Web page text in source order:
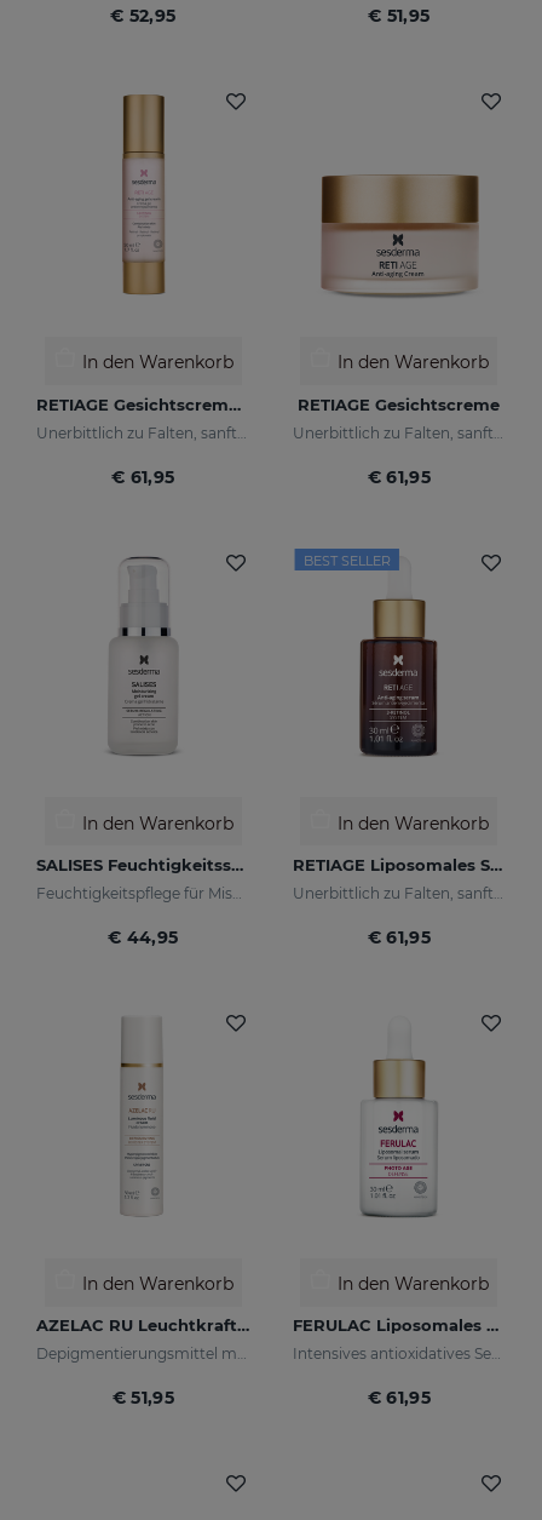
€ 52,95 € 51,95
In den Warenkorb
RETIAGE Gesichtscremegel
€ 61,95
In den Warenkorb
RETIAGE Gesichtscreme
€ 61,95
In den Warenkorb
SALISES Feuchtigkeitsspendendes Cremegel
Feuchtigkeitspflege für Mischhaut mit Neigung zu Akne
€ 44,95
BEST SELLER
In den Warenkorb
RETIAGE Liposomales Serum
Unerbittlich zu Falten, sanft zu Ihrer Haut
€ 61,95
In den Warenkorb
AZELAC RU Leuchtkraft-Fluid
Depigmentierungsmittel mit Leuchtpigmenten und Sonnenschutzfiltern
€ 51,95
In den Warenkorb
FERULAC Liposomales Serum
Intensives antioxidatives Serum
€ 61,95